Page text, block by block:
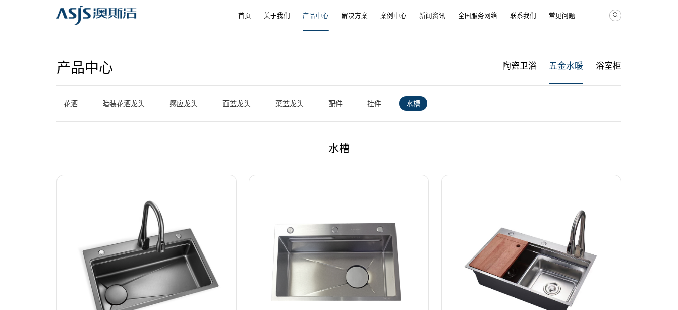
首页 关于我们 产品中心 解决方案 案例中心 新闻资讯 全国服务网络 联系我们 常见问题
产品中心 陶瓷卫浴 五金水暖 浴室柜
花洒 暗装花洒龙头 感应龙头 面盆龙头 菜盆龙头 配件 挂件 水槽
水槽